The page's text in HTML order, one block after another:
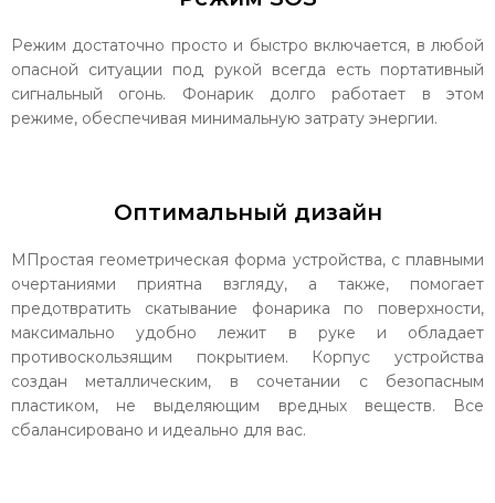
Режим достаточно просто и быстро включается, в любой
опасной ситуации под рукой всегда есть портативный
сигнальный огонь. Фонарик долго работает в этом
режиме, обеспечивая минимальную затрату энергии.
Оптимальный дизайн
МПростая геометрическая форма устройства, с плавными
очертаниями приятна взгляду, а также, помогает
предотвратить скатывание фонарика по поверхности,
максимально удобно лежит в руке и обладает
противоскользящим покрытием. Корпус устройства
создан металлическим, в сочетании с безопасным
пластиком, не выделяющим вредных веществ. Все
сбалансировано и идеально для вас.